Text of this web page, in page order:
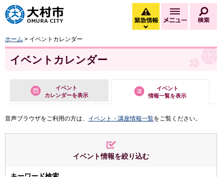
大村市
緊急情報
緊急情報を開く
メニュー
ホーム > イベントカレンダー
イベントカレンダー
イベント
カレンダーを表示
イベント
情報一覧を表示
音声ブラウザをご利用の方は、 イベント・講座情報一覧をご覧ください。
イベント情報を絞り込む